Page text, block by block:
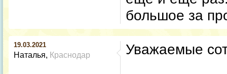
большое за
19.03.2021
Наталья Краснодар Уважаемые